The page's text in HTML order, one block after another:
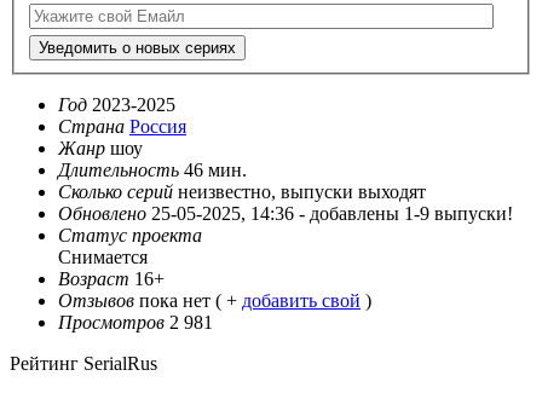
Уведомить о новых сериях
Год 2023-2025
Страна Россия
Жанр шоу
Длительность 46 мин.
Сколько серий неизвестно, выпуски выходят
Обновлено 25-05-2025, 14:36 - добавлены 1-9 выпуски!
Статус проекта
Снимается
Возраст 16+
Отзывов пока нет ( + добавить свой )
Просмотров 2 981
Рейтинг SerialRus